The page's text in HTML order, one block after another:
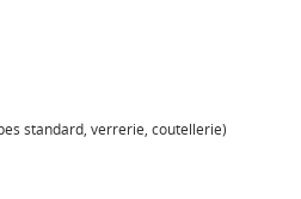
standard, verrerie, coutellerie)